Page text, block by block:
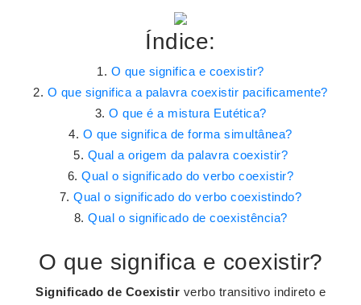
Índice:
O que significa e coexistir?
O que significa a palavra coexistir pacificamente?
O que é a mistura Eutética?
O que significa de forma simultânea?
Qual a origem da palavra coexistir?
Qual o significado do verbo coexistir?
Qual o significado do verbo coexistindo?
Qual o significado de coexistência?
O que significa e coexistir?
Significado de Coexistir verbo transitivo indireto e